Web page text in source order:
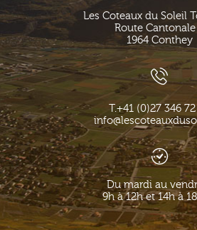
Les Coteaux du Soleil
Route
1964 Conthey
T.+41 (0)27 346
Du mardi au
9h à 12h et 14h à